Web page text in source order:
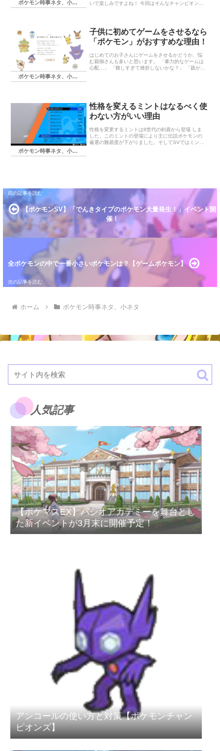
ポケモン時事ネタ、小ネタ
いで楽しみですよね！ 今回はそんなチャンピオンズ
バトルのみ？ トリプルバトル、ローテーションバト
ル、スペシャルはない予想 zワザとダイマックスはあ
る？ 新規ポケモンは来るのか？
ポケモン時事ネタ、小ネタ
子供に初めてゲームをさせるなら
「ポケモン」がおすすめな理由！
はじめてのお子さんにゲームをさせるかどうか、悩
む親御さんも多いと思います。 「暴力的なゲームは
心配…」 「難しすぎて挫折しないかな？」 「親が一
すい！ ポケモンといえば、ピカチュウをはじめとし
た可愛いキャラクターたちが大人気。 見た目が愛ら
しく、怖さや不気味さがあるキャラクターはほとん
す。 中にはカッコいい…
ポケモン時事ネタ、小ネタ
性格を変えるミントはなるべく使
わない方がいい理由
性格を変更するミントは8世代の剣盾から登場 しま
した。このミントの登場により主に伝説ポケモンの
厳選の難易度が下がりました。そしてSVではミント
です。厳選が必要なく、育成も手軽にできます。さ
らにフィラのみなど1/3回復きのみに関しては無補正
になる性格にしてミントを使うことでト…
【ポケモンSV】「でんきタイプのポケモン大量発生！」イベント開
催！
全ポケモンの中で一番小さいポケモンは？【ゲームポケモン】
ホーム ポケモン時事ネタ、小ネタ
人気記事
【ポケマスEX】パシオアカデミーを舞台とし
た新イベントが3月末に開催予定！
アンコールの使い方と対策【ポケモンチャン
ピオンズ】